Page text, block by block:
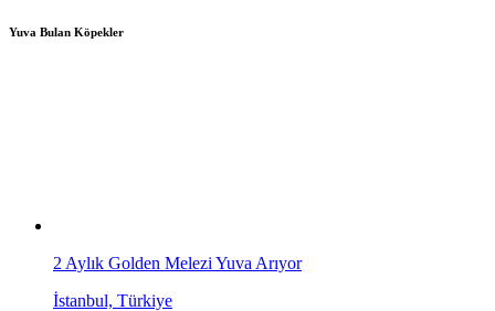
Yuva Bulan Köpekler
2 Aylık Golden Melezi Yuva Arıyor
İstanbul, Türkiye